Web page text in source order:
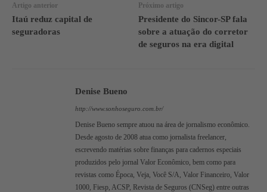
Artigo anterior
Itaú reduz capital de
seguradoras
Próximo artigo
Presidente do Sincor-SP fala
sobre a atuação do corretor
de seguros na era digital
Denise Bueno
http://www.sonhoseguro.com.br/
Denise Bueno sempre atuou na área de jornalismo econômico.
Desde agosto de 2008 atua como jornalista freelancer,
escrevendo matérias sobre finanças para cadernos especiais
produzidos pelo jornal Valor Econômico, bem como para
revistas como Época, Veja, Você S/A, Valor Financeiro, Valor
1000, Fiesp, ACSP, Revista de Seguros (CNSeg) entre outras